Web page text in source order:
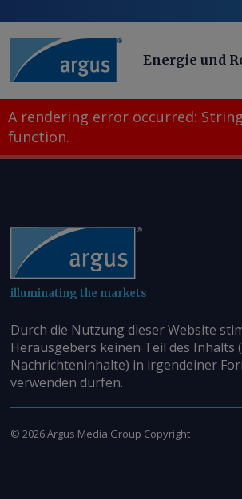
Energie und
A rendering error occurred:
function.
illuminating the markets
Durch die Nutzung dieser Website
Herausgebers keinen Teil des
Nachrichteninhalte) in irgendeiner
verwenden dürfen.
© 2026Argus Media Group Copyright